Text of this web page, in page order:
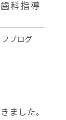
科指導
ブログ
ました。